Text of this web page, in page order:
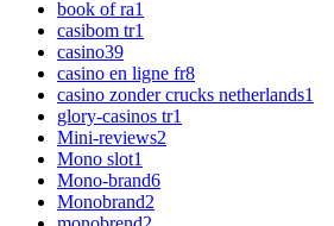
book of ra1
casibom tr1
casino39
casino en ligne fr8
casino zonder crucks netherlands1
glory-casinos tr1
Mini-reviews2
Mono slot1
Mono-brand6
Monobrand2